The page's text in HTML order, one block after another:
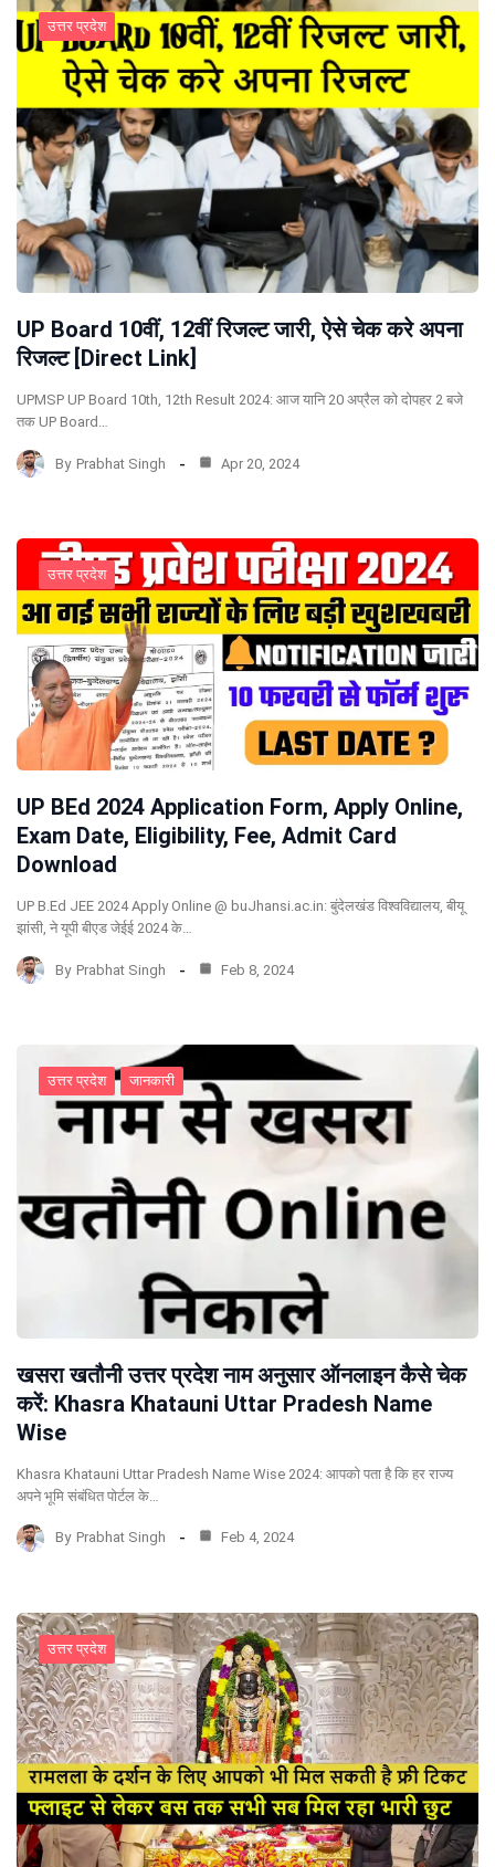
उत्तर प्रदेश
UP Board 10वीं, 12वीं रिजल्ट जारी, ऐसे चेक करे अपना
रिजल्ट [Direct Link]
UPMSP UP Board 10th, 12th Result 2024: आज यानि 20 अप्रैल को दोपहर 2 बजे
तक UP Board…
By Prabhat Singh Apr 20, 2024
उत्तर प्रदेश
UP BEd 2024 Application Form, Apply Online,
Exam Date, Eligibility, Fee, Admit Card
Download
UP B.Ed JEE 2024 Apply Online @ buJhansi.ac.in: बुंदेलखंड विश्वविद्यालय, बीयू
झांसी, ने यूपी बीएड जेईई 2024 के…
By Prabhat Singh Feb 8, 2024
उत्तर प्रदेश जानकारी
खसरा खतौनी उत्तर प्रदेश नाम अनुसार ऑनलाइन कैसे चेक
करें: Khasra Khatauni Uttar Pradesh Name
Wise
Khasra Khatauni Uttar Pradesh Name Wise 2024: आपको पता है कि हर राज्य
अपने भूमि संबंधित पोर्टल के…
By Prabhat Singh Feb 4, 2024
उत्तर प्रदेश